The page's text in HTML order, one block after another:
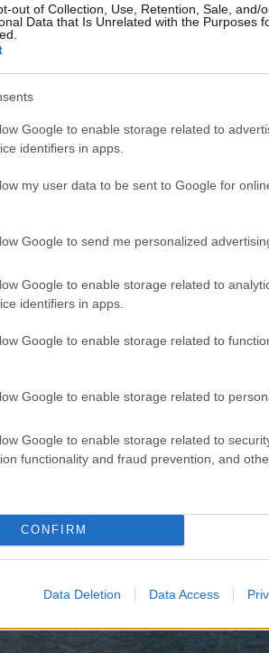
out of Collection, Use, Retention, Sale, and/
Data that Is Unrelated with the Purposes
Google to enable storage related to
identifiers in apps.
my user data to be sent to Google for
Google to send me personalized
Google to enable storage related to
identifiers in apps.
Google to enable storage related to
Google to enable storage related to
Google to enable storage related to
functionality and fraud prevention, and
CONFIRM
Data Deletion Data Access
με θέμα «ένας χειμερινός
στο παρελθόν επίσης